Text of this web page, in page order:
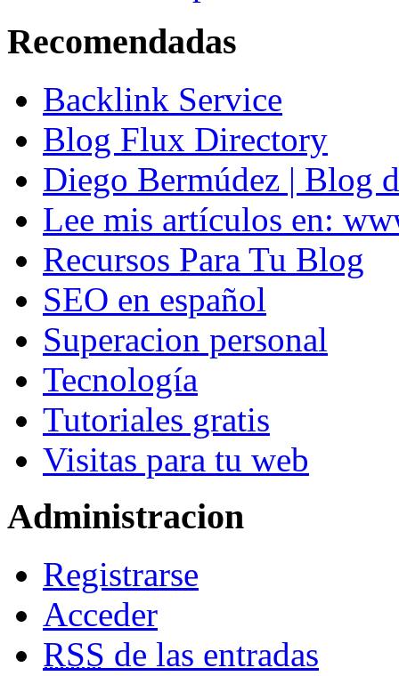
Recomendadas
Backlink Service
Blog Flux Directory
Diego Bermúdez | Blog
Lee mis artículos en:
Recursos Para Tu Blog
SEO en español
Superacion personal
Tecnología
Tutoriales gratis
Visitas para tu web
Administracion
Registrarse
Acceder
RSS de las entradas